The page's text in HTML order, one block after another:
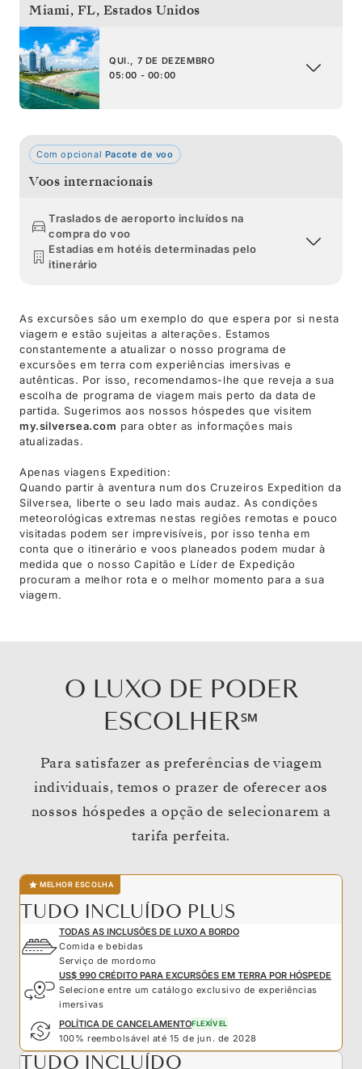
Miami, FL, Estados Unidos
QUI., 7 DE DEZEMBRO
05:00 - 00:00
Com opcional Pacote de voo
Voos internacionais
Traslados de aeroporto incluídos na
compra do voo
Estadias em hotéis determinadas pelo
itinerário
As excursões são um exemplo do que espera por si nesta
viagem e estão sujeitas a alterações. Estamos
constantemente a atualizar o nosso programa de
excursões em terra com experiências imersivas e
autênticas. Por isso, recomendamos-lhe que reveja a sua
escolha de programa de viagem mais perto da data de
partida. Sugerimos aos nossos hóspedes que visitem
my.silversea.com para obter as informações mais
atualizadas.
Apenas viagens Expedition:
Quando partir à aventura num dos Cruzeiros Expedition da
Silversea, liberte o seu lado mais audaz. As condições
meteorológicas extremas nestas regiões remotas e pouco
visitadas podem ser imprevisíveis, por isso tenha em
conta que o itinerário e voos planeados podem mudar à
medida que o nosso Capitão e Líder de Expedição
procuram a melhor rota e o melhor momento para a sua
viagem.
O LUXO DE PODER
ESCOLHER℠
Para satisfazer as preferências de viagem
individuais, temos o prazer de oferecer aos
nossos hóspedes a opção de selecionarem a
tarifa perfeita.
MELHOR ESCOLHA
TUDO INCLUÍDO PLUS
TODAS AS INCLUSÕES DE LUXO A BORDO
Comida e bebidas
Serviço de mordomo
US$ 990 CRÉDITO PARA EXCURSÕES EM TERRA POR HÓSPEDE
Selecione entre um catálogo exclusivo de experiências
imersivas
POLÍTICA DE CANCELAMENTOFLEXÍVEL
100% reembolsável até 15 de jun. de 2028
TUDO INCLUÍDO